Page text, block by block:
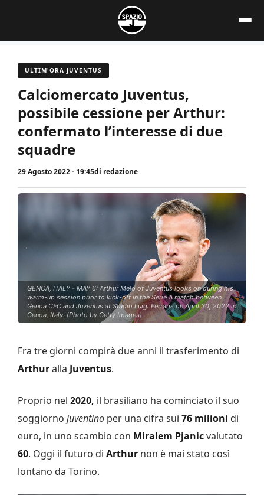
contenuto
ULTIM'ORA JUVENTUS
Calciomercato Juventus,
possibile cessione per Arthur:
confermato l’interesse di due
squadre
29 Agosto 2022 - 19:45di redazione
GENOA, ITALY - MAY 6: Arthur Melo of Juventus looks on during his
warm-up session prior to kick-off in the Serie A match between
Genoa CFC and Juventus at Stadio Luigi Ferraris on April 30, 2022 in
Genoa, Italy. (Photo by Getty Images)
Fra tre giorni compirà due anni il trasferimento di
Arthuralla Juventus.
Proprio nel 2020, il brasiliano ha cominciato il suo
soggiorno juventino per una cifra sui 76 milioni di
euro, in uno scambio con Miralem Pjanicvalutato
60. Oggi il futuro di Arthur non è mai stato così
lontano da Torino.